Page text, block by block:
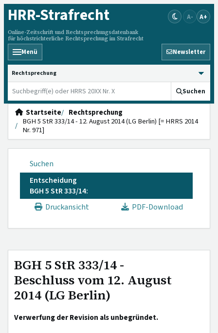
HRR-Strafrecht
Online-Zeitschrift und Rechtsprechungsdatenbank
für höchstrichterliche Rechtsprechung im Strafrecht
A- A+
Menü Newsletter
HRRS durchsuchen
Suchen
Startseite
Rechtsprechung
BGH 5 StR 333/14 - 12. August 2014 (LG Berlin) [= HRRS 2014
Nr. 971]
Suchen
Entscheidung
BGH 5 StR 333/14:
Druckansicht
PDF-Download
BGH 5 StR 333/14 -
Beschluss vom 12. August
2014 (LG Berlin)
Verwerfung der Revision als unbegründet.